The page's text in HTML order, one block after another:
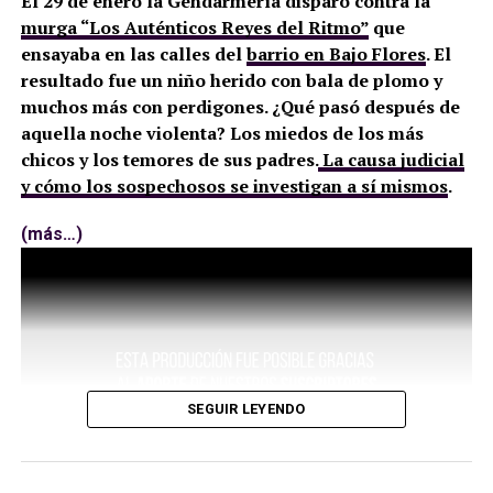
En esa comida que compartimos, tuve que ponerme
en el lado derecho de Sergio porque no podía oír
con el oído izquierdo desde que fue golpeado por
unos desconocidos casi hasta la muerte en el barrio
chilango de la Condesa. “Pero estoy vivo”, decía. Su
capacidad de percepción no ha disminuido en
absoluto y así lo prueba Los 43 de Iguala, el libro
que acaba de publicar dedicado a analizar el caso de
los estudiantes de la aldea de Ayotzinapa
desaparecidos.
Hablando de México, del capitalismo salvaje, de la
confusión entre el poder político, económico y
del país, de la ilegalidad como negocio, de la
sociedad fragmentada y del recurso a la excepción
como forma de gobierno, Sergio no se refiere en
murga “Los Auténticos Reyes del Ritmo”que
ensayaba en las calles delbarrio en Bajo Flores. El
resultado fue un niño herido con bala de plomo y
muchos más con perdigones. ¿Qué pasó después de
aquella noche violenta? Los miedos de los más
chicos y los temores de sus padres.La causa judicial
y cómo los sospechosos se investigan a sí mismos.
(más…)
SEGUIR LEYENDO